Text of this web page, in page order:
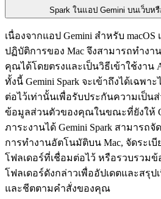
Spark ในแอป Gemini บนเว็บห
เนื่องจากแอป Gemini สำหรับ
ปฏิบัติการของ Mac จึงสามารถทำงา
คุณได้โดยตรงและเป็นวิธีเข้าใช้งาน
ทั้งนี้ Gemini Spark จะเข้าถึงได้เฉพ
ต่อไว้เท่านั้นเพื่อรับประกันความเป็น
ข้อมูลส่วนตัวของคุณในขณะที่ยังให้
ภาระงานได้ Gemini Spark สามาร
การทำงานอัตโนมัติบน Mac, จัดระเ
โฟลเดอร์ที่เชื่อมต่อไว้ หรือรวบรวม
โฟลเดอร์ดังกล่าวเพื่ออัปเดตและสรุป
และชีตตามคำสั่งของคุณ